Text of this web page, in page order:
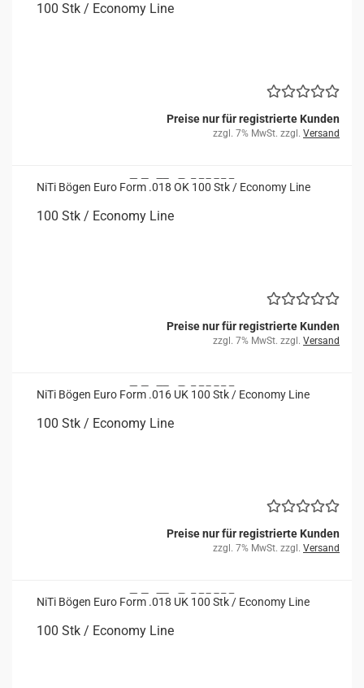
100 Stk / Eco­no­my Line
Preise nur für registrierte Kunden
zzgl. 7% MwSt. zzgl. Versand
NiTi Bögen Euro Form .018 OK 100 Stk / Eco­no­my Line
100 Stk / Eco­no­my Line
Preise nur für registrierte Kunden
zzgl. 7% MwSt. zzgl. Versand
NiTi Bögen Euro Form .016 UK 100 Stk / Eco­no­my Line
100 Stk / Eco­no­my Line
Preise nur für registrierte Kunden
zzgl. 7% MwSt. zzgl. Versand
NiTi Bögen Euro Form .018 UK 100 Stk / Eco­no­my Line
100 Stk / Eco­no­my Line